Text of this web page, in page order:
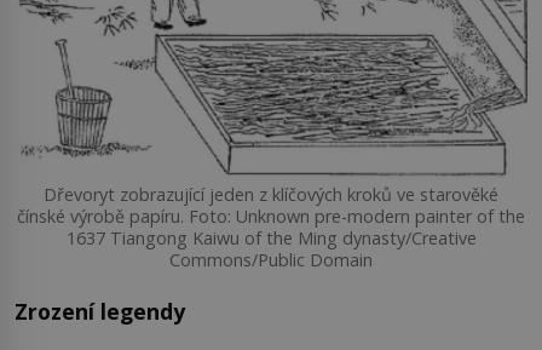
Dřevoryt zobrazující jeden z klíčových kroků ve starověké
čínské výrobě papíru. Foto: Unknown pre-modern painter of the
1637 Tiangong Kaiwu of the Ming dynasty/Creative
Commons/Public Domain
Zrození legendy